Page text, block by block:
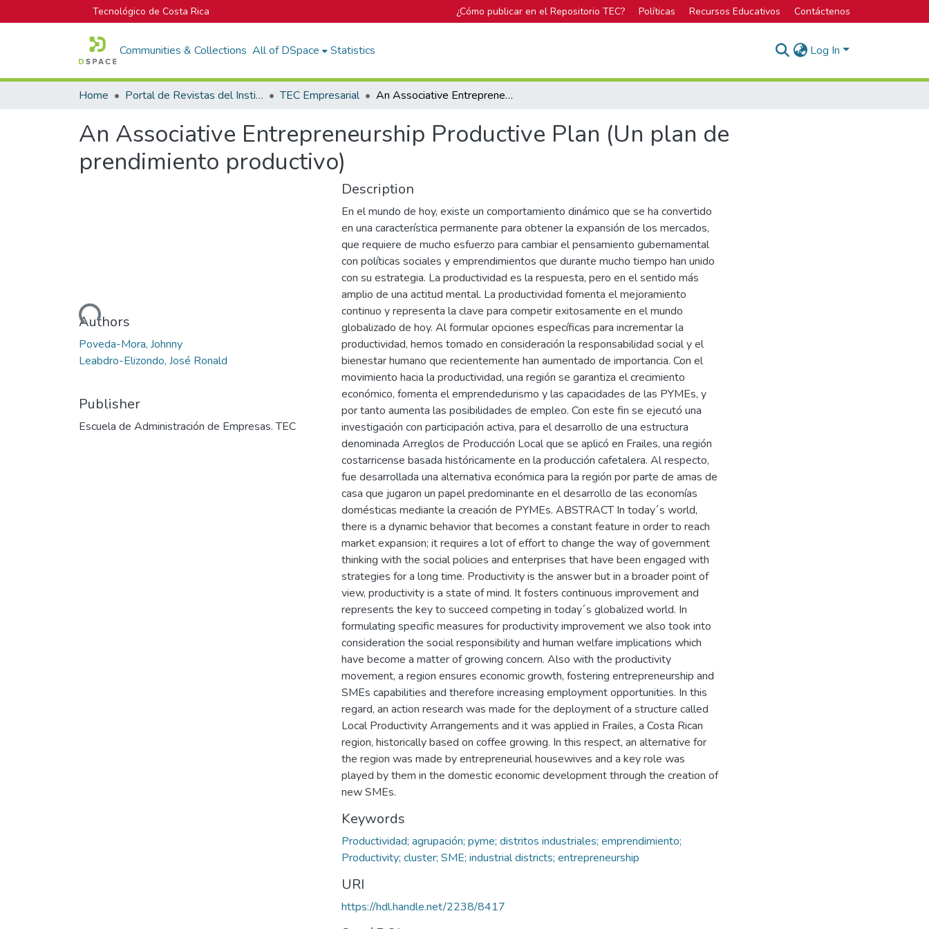
Tecnológico de Costa Rica ¿Cómo publicar en el Repositorio TEC? Políticas Recursos Educativos Contáctenos
Communities & Collections All of DSpace Statistics Log In
Home Portal de Revistas del Instituto Tecnológico de Costa Rica TEC Empresarial An Associative Entrepreneurship Productive Plan (Un plan de prendimiento productivo)
An Associative Entrepreneurship Productive Plan (Un plan de
prendimiento productivo)
Loading...
Authors
Poveda-Mora, Johnny
Leabdro-Elizondo, José Ronald
Publisher
Escuela de Administración de Empresas. TEC
Description
En el mundo de hoy, existe un comportamiento dinámico que se ha convertido
en una característica permanente para obtener la expansión de los mercados,
que requiere de mucho esfuerzo para cambiar el pensamiento gubernamental
con políticas sociales y emprendimientos que durante mucho tiempo han unido
con su estrategia. La productividad es la respuesta, pero en el sentido más
amplio de una actitud mental. La productividad fomenta el mejoramiento
continuo y representa la clave para competir exitosamente en el mundo
globalizado de hoy. Al formular opciones específicas para incrementar la
productividad, hemos tomado en consideración la responsabilidad social y el
bienestar humano que recientemente han aumentado de importancia. Con el
movimiento hacia la productividad, una región se garantiza el crecimiento
económico, fomenta el emprendedurismo y las capacidades de las PYMEs, y
por tanto aumenta las posibilidades de empleo. Con este fin se ejecutó una
investigación con participación activa, para el desarrollo de una estructura
denominada Arreglos de Producción Local que se aplicó en Frailes, una región
costarricense basada históricamente en la producción cafetalera. Al respecto,
fue desarrollada una alternativa económica para la región por parte de amas de
casa que jugaron un papel predominante en el desarrollo de las economías
domésticas mediante la creación de PYMEs. ABSTRACT In today´s world,
there is a dynamic behavior that becomes a constant feature in order to reach
market expansion; it requires a lot of effort to change the way of government
thinking with the social policies and enterprises that have been engaged with
strategies for a long time. Productivity is the answer but in a broader point of
view, productivity is a state of mind. It fosters continuous improvement and
represents the key to succeed competing in today´s globalized world. In
formulating specific measures for productivity improvement we also took into
consideration the social responsibility and human welfare implications which
have become a matter of growing concern. Also with the productivity
movement, a region ensures economic growth, fostering entrepreneurship and
SMEs capabilities and therefore increasing employment opportunities. In this
regard, an action research was made for the deployment of a structure called
Local Productivity Arrangements and it was applied in Frailes, a Costa Rican
region, historically based on coffee growing. In this respect, an alternative for
the region was made by entrepreneurial housewives and a key role was
played by them in the domestic economic development through the creation of
new SMEs.
Keywords
Productividad; agrupación; pyme; distritos industriales; emprendimiento;
Productivity; cluster; SME; industrial districts; entrepreneurship
URI
https://hdl.handle.net/2238/8417